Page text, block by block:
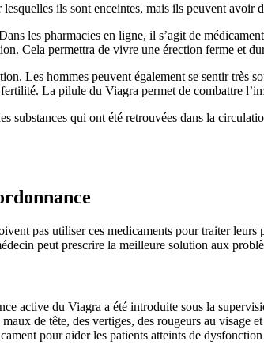
ils sont enceintes, mais ils peuvent avoir
les pharmacies en ligne, il s’agit de
Cela permettra de vivre une érection ferme et
Les hommes peuvent également se sentir très
La pilule du Viagra permet de combattre
substances qui ont été retrouvées dans la
pas utiliser ces medicaments pour traiter
peut prescrire la meilleure solution aux
active du Viagra a été introduite sous la
de tête, des vertiges, des rougeurs au
pour aider les patients atteints de